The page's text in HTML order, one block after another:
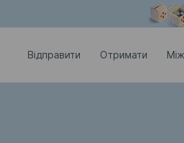
Відправити Отримати